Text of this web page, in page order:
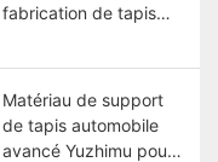
fabrication de tapis
des performances du
support
Matériau de support
de tapis automobile
avancé Yuzhimu pour